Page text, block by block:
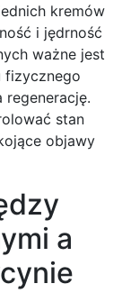
kremów
i jędrność
ważne jest
fizycznego
stan
objawy
a